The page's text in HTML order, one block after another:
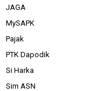
JAGA
MySAPK
Pajak
PTK Dapodik
Si Harka
Sim ASN